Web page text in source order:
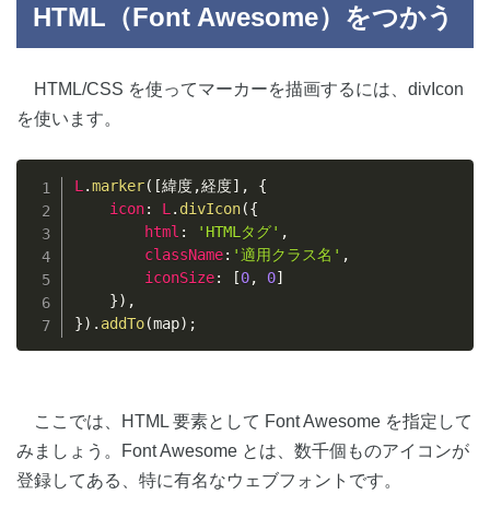
HTML（Font Awesome）をつかう
HTML/CSS を使ってマーカーを描画するには、divIcon
を使います。
L .marker( [緯度,経度] ,
{
icon: L . divIcon({
html : 'HTMLタグ' ,
className: '適用クラス名' ,
iconSize: [0, 0]
}) ,
}) . addTo(map) ;
ここでは、HTML 要素として Font Awesome を指定して
みましょう。Font Awesome とは、数千個ものアイコンが
登録してある、特に有名なウェブフォントです。